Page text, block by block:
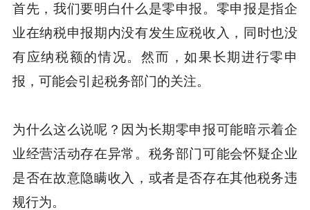
首先，我们要明白什么是零申报。零申报是指企
业在纳税申报期内没有发生应税收入，同时也没
有应纳税额的情况。然而，如果长期进行零申
报，可能会引起税务部门的关注。
为什么这么说呢？因为长期零申报可能暗示着企
业经营活动存在异常。税务部门可能会怀疑企业
是否在故意隐瞒收入，或者是否存在其他税务违
规行为。